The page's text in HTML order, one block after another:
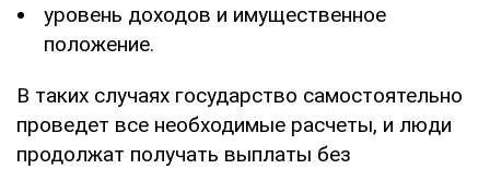
уровень доходов и имущественное
положение.
В таких случаях государство самостоятельно
проведет все необходимые расчеты, и люди
продолжат получать выплаты без